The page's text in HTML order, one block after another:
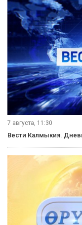
7 августа, 11:30
Вести Калмыкия.